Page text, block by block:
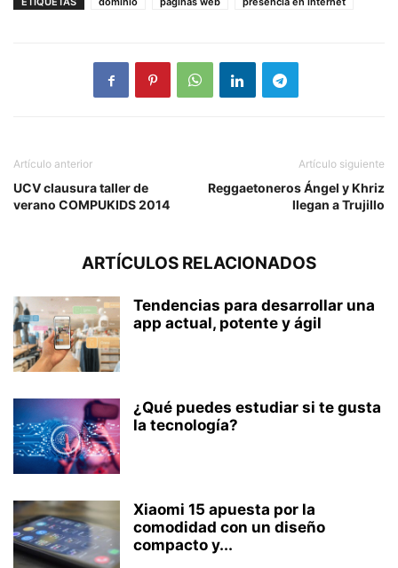
Artículo anterior
UCV clausura taller de
verano COMPUKIDS 2014
Artículo siguiente
Reggaetoneros Ángel y Khriz
llegan a Trujillo
ARTÍCULOS RELACIONADOS
Tendencias para desarrollar una
app actual, potente y ágil
¿Qué puedes estudiar si te gusta
la tecnología?
Xiaomi 15 apuesta por la
comodidad con un diseño
compacto y...